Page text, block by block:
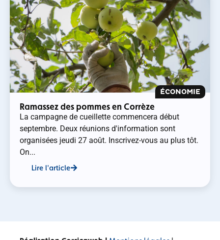
ÉCONOMIE
Ramassez des pommes en Corrèze
La campagne de cueillette commencera début
septembre. Deux réunions d'information sont
organisées jeudi 27 août. Inscrivez-vous au plus tôt.
On...
Lire l'article